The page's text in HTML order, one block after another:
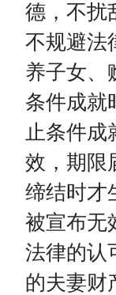
德，不扰
不规避法
养子女、
条件成就
止条件成
效，期限
缔结时才
被宣布无
法律的认
的夫妻财